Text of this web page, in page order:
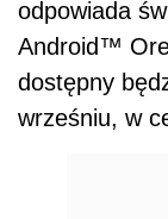
odpowiada
Android™
dostępny
wrześniu, w